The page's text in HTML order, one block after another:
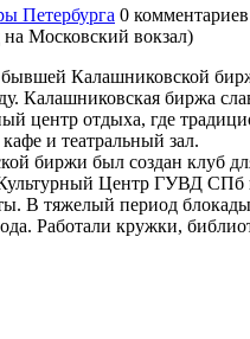
Петербурга 0 комментариев
Московский вокзал)
Калашниковской
Калашниковская биржа
центр отдыха, где
и театральный зал.
биржи был создан клуб
Центр ГУВД СПб
В тяжелый период
Работали кружки,